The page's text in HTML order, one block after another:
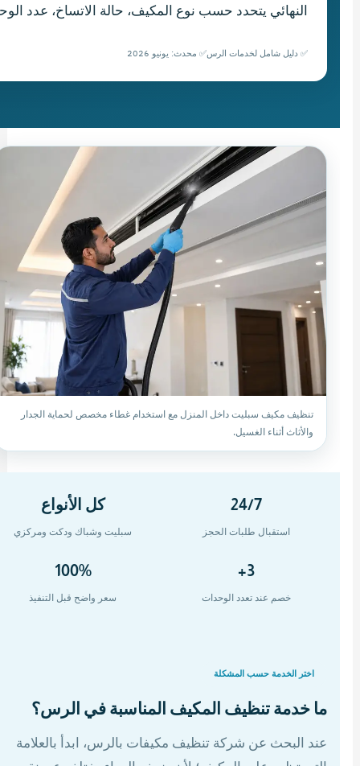
النهائي يتحدد حسب نوع المكيف، حالة الاتساخ، عدد
✅ دليل شامل لخدمات الرس✅ محدث: يونيو 2026
تنظيف مكيف سبليت داخل المنزل مع استخدام غطاء مخصص لحماية الجدار
والأثاث أثناء الغسيل.
24/7
استقبال طلبات الحجز
كل الأنواع
سبليت وشباك ودكت ومركزي
3+
خصم عند تعدد الوحدات
100%
سعر واضح قبل التنفيذ
اختر الخدمة حسب المشكلة
ما خدمة تنظيف المكيف المناسبة في الرس؟
عند البحث عن شركة تنظيف مكيفات بالرس، ابدأ بالعلامة